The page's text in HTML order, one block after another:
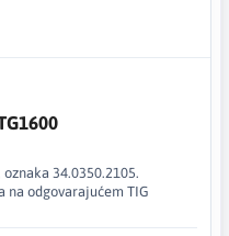
34.0350.2105.
na odgovarajućem TIG